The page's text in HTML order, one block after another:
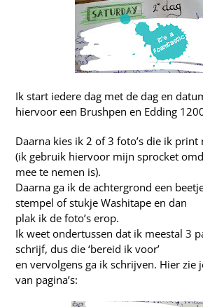
Ik start iedere dag met de dag en
hiervoor een Brushpen en Edding
Daarna kies ik 2 of 3 foto’s die ik
(ik gebruik hiervoor mijn sprocket
mee te nemen is).
Daarna ga ik de achtergrond een
stempel of stukje Washitape en dan
plak ik de foto’s erop.
Ik weet ondertussen dat ik meestal 3
schrijf, dus die ‘bereid ik voor’
en vervolgens ga ik schrijven. Hier zie
van pagina’s: